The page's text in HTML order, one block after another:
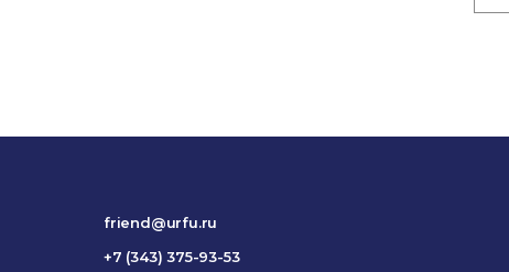
friend@urfu.ru
+7 (343) 375-93-53